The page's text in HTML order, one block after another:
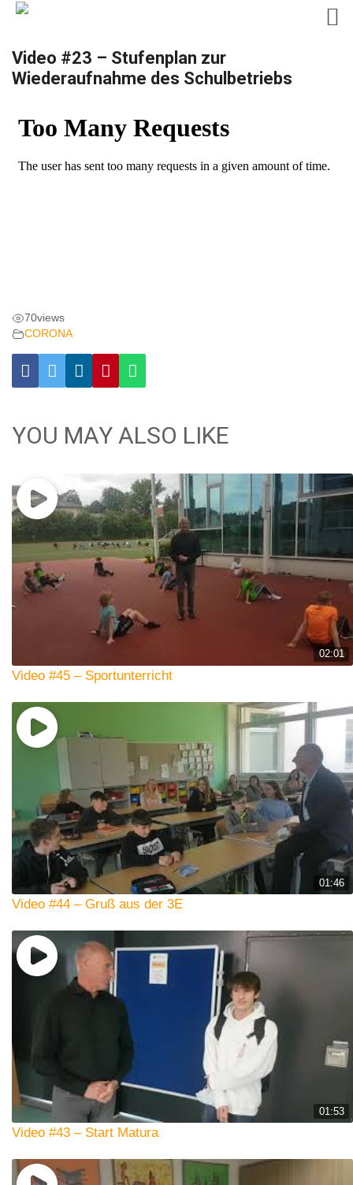
SkipVideo #23 – Stufenplan zur
Wiederaufnahme des Schulbetriebs
70views
CORONA
YOU MAY ALSO LIKE
02:01
Video #45 – Sportunterricht
01:46
Video #44 – Gruß aus der 3E
01:53
Video #43 – Start Matura